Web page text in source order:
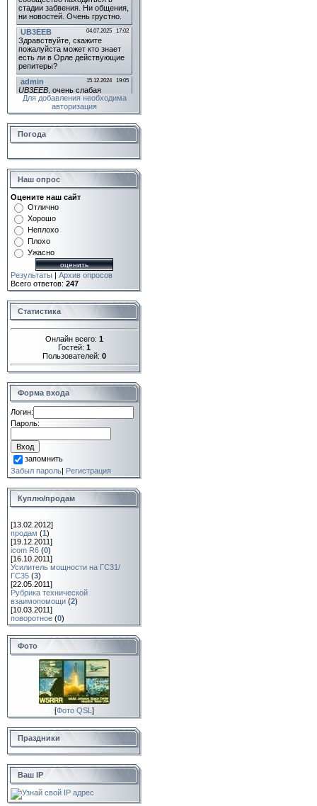
Для добавления необходима
авторизация
Погода
Наш опрос
Оцените наш сайт
Отлично
Хорошо
Неплохо
Плохо
Ужасно
Результаты | Архив опросов
Всего ответов: 247
Статистика
Онлайн всего: 1
Гостей: 1
Пользователей: 0
Форма входа
Логин:
Пароль:
запомнить
Забыл пароль| Регистрация
Куплю/продам
[13.02.2012]
продам (1)
[19.12.2011]
icom R6 (0)
[16.10.2011]
Усилитель мощности на ГС31/
ГС35 (3)
[22.05.2011]
Рубрика технической
взаимопомощи (2)
[10.03.2011]
поворотное (0)
Фото
[Фото QSL ]
Праздники
Ваш IP